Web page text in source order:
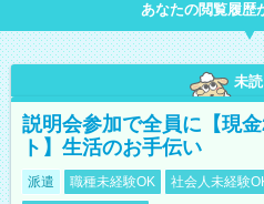
あなたの閲覧履歴
未読
説明会参加で全員に【現
ト】生活のお手伝い
派遣 職種未経験OK 社会人未経験